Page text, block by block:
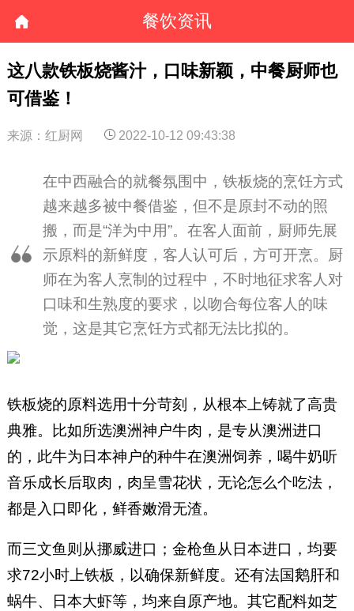
餐饮资讯
这八款铁板烧酱汁，口味新颖，中餐厨师也
可借鉴！
来源：红厨网 2022-10-12 09:43:38
在中西融合的就餐氛围中，铁板烧的烹饪方式
越来越多被中餐借鉴，但不是原封不动的照
搬，而是“洋为中用”。在客人面前，厨师先展
示原料的新鲜度，客人认可后，方可开烹。厨
师在为客人烹制的过程中，不时地征求客人对
口味和生熟度的要求，以吻合每位客人的味
觉，这是其它烹饪方式都无法比拟的。
铁板烧的原料选用十分苛刻，从根本上铸就了高贵
典雅。比如所选澳洲神户牛肉，是专从澳洲进口
的，此牛为日本神户的种牛在澳洲饲养，喝牛奶听
音乐成长后取肉，肉呈雪花状，无论怎么个吃法，
都是入口即化，鲜香嫩滑无渣。
而三文鱼则从挪威进口；金枪鱼从日本进口，均要
求72小时上铁板，以确保新鲜度。还有法国鹅肝和
蜗牛、日本大虾等，均来自原产地。其它配料如芝